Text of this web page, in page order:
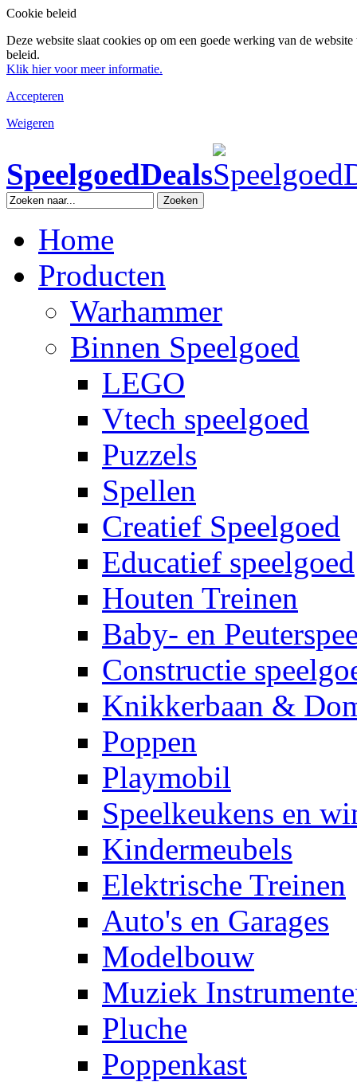
Cookie beleid
Deze website slaat cookies op om een goede werking van de
beleid.
Klik hier voor meer informatie.
Accepteren
Weigeren
SpeelgoedDeals
Zoeken
Home
Producten
Warhammer
Binnen Speelgoed
LEGO
Vtech speelgoed
Puzzels
Spellen
Creatief Speelgoed
Educatief speelgoed
Houten Treinen
Baby- en
Constructie
Knikkerbaan &
Poppen
Playmobil
Speelkeukens en
Kindermeubels
Elektrische Treinen
Auto's en Garages
Modelbouw
Muziek
Pluche
Poppenkast